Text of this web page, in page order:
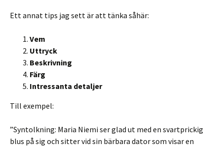
Ett annat tips jag sett är att tänka såhär:
Vem
Uttryck
Beskrivning
Färg
Intressanta detaljer
Till exempel:
”Syntolkning: Maria Niemi ser glad ut med en svartprickig
blus på sig och sitter vid sin bärbara dator som visar en